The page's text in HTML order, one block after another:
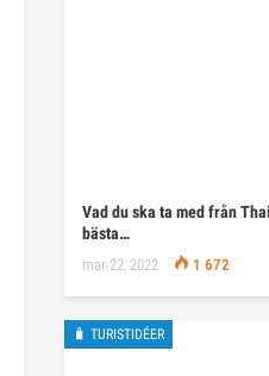
Vad du ska ta med från
bästa…
mar 22, 2022 1 672
🧳 TURISTIDÉER